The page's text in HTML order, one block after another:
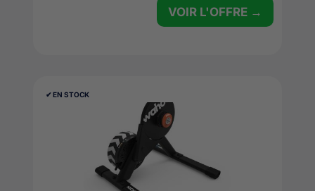
VOIR L'OFFRE →
✔︎ EN STOCK